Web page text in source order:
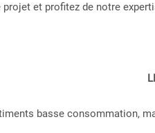
projet et profitez de notre
basse consommation,